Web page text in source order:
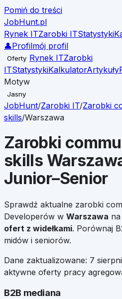
Pomiń do treści
JobHunt.pl
Rynek ITZarobki ITStatystyki
👤Profilmój profil
Oferty Rynek ITZarobki
ITStatystykiKalkulatorArtykuły
Motyw
Jasny
JobHunt/Zarobki IT/Zarobki
skills/Warszawa
Zarobki
skills
Junior–Senior
Sprawdź aktualne zarobki
Developerów w Warszawa
ofert z widełkami. Porównaj
midów i seniorów.
Dane zaktualizowane: 7
aktywne oferty pracy
B2B mediana